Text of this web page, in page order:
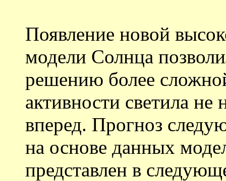
Появление новой
модели Солнца
решению более
активности светила не
вперед. Прогноз
на основе данных
представлен в